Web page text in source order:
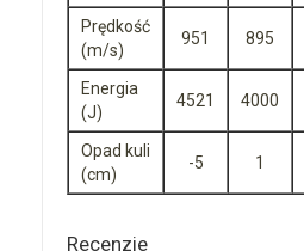
Prędkość
(m/s)
951 895
Energia
(J)
4521 4000
Opad kuli
(cm)
-5 1
Recenzje